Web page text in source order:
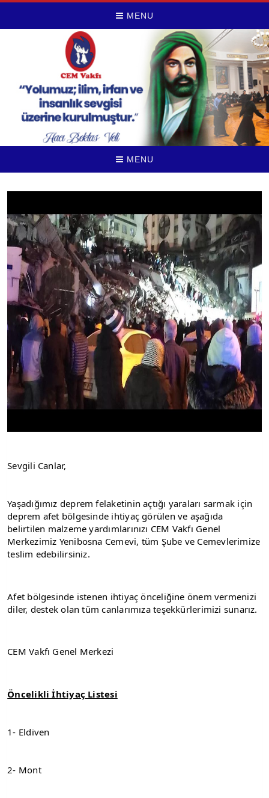
MENU
MENU
Sevgili Canlar,
Yaşadığımız deprem felaketinin açtığı yaraları sarmak için
deprem afet bölgesinde ihtiyaç görülen ve aşağıda
belirtilen malzeme yardımlarınızı CEM Vakfı Genel
Merkezimiz Yenibosna Cemevi, tüm Şube ve Cemevlerimize
teslim edebilirsiniz.
Afet bölgesinde istenen ihtiyaç önceliğine önem vermenizi
diler, destek olan tüm canlarımıza teşekkürlerimizi sunarız.
CEM Vakfı Genel Merkezi
Öncelikli İhtiyaç Listesi
1- Eldiven
2- Mont